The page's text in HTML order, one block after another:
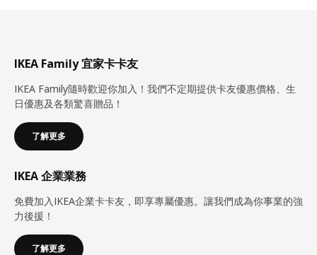
IKEA Family 宜家卡卡友
IKEA Family隨時歡迎你加入！我們不定期提供卡友優惠價格、生
日優惠及各類驚喜贈品！
了解更多
IKEA 企業業務
免費加入IKEA企業卡卡友，即享專屬優惠。讓我們成為你事業的強
力後援！
了解更多